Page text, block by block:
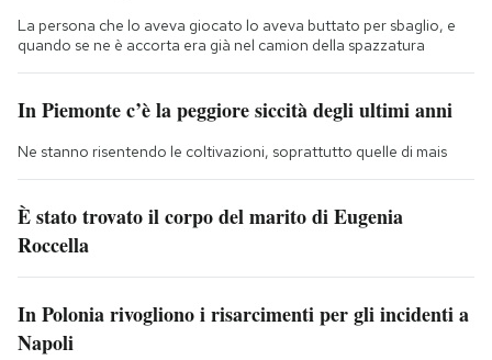
La persona che lo aveva giocato lo aveva buttato per sbaglio, e
quando se ne è accorta era già nel camion della spazzatura
In Piemonte c’è la peggiore siccità degli ultimi anni
Ne stanno risentendo le coltivazioni, soprattutto quelle di mais
È stato trovato il corpo del marito di Eugenia
Roccella
In Polonia rivogliono i risarcimenti per gli incidenti a
Napoli